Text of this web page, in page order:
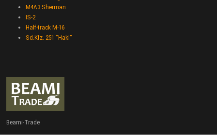
M4A3 Sherman
IS-2
Half-track M-16
Sd.Kfz. 251 "Hakl"
Beami-Trade